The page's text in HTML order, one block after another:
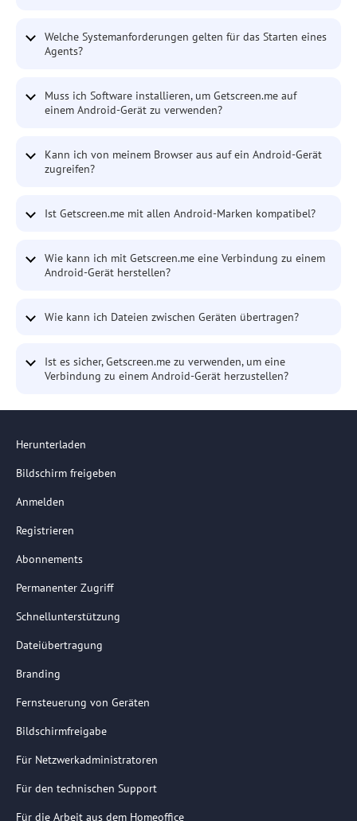
Welche Systemanforderungen gelten für das Starten eines
Agents?
Muss ich Software installieren, um Getscreen.me auf
einem Android-Gerät zu verwenden?
Kann ich von meinem Browser aus auf ein Android-Gerät
zugreifen?
Ist Getscreen.me mit allen Android-Marken kompatibel?
Wie kann ich mit Getscreen.me eine Verbindung zu einem
Android-Gerät herstellen?
Wie kann ich Dateien zwischen Geräten übertragen?
Ist es sicher, Getscreen.me zu verwenden, um eine
Verbindung zu einem Android-Gerät herzustellen?
Herunterladen
Bildschirm freigeben
Anmelden
Registrieren
Abonnements
Permanenter Zugriff
Schnellunterstützung
Dateiübertragung
Branding
Fernsteuerung von Geräten
Bildschirmfreigabe
Für Netzwerkadministratoren
Für den technischen Support
Für die Arbeit aus dem Homeoffice